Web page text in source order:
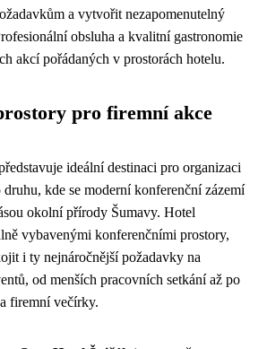
a vytvořit nezapomenutelný
obsluha a kvalitní gastronomie
akcí pořádaných v prostorách hotelu.
pro firemní akce
ideální destinaci pro organizaci
kde se moderní konferenční zázemí
okolní přírody Šumavy. Hotel
vybavenými konferenčními prostory,
i ty nejnáročnější požadavky na
od menších pracovních setkání až po
firemní večírky.